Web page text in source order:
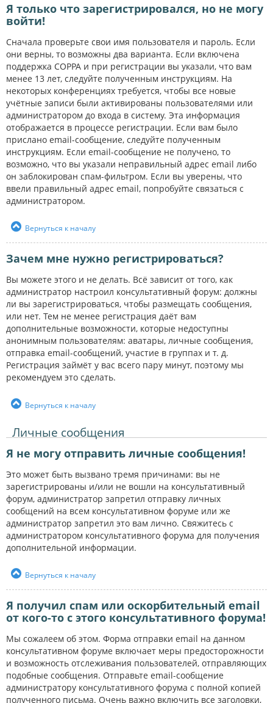
Я только что зарегистрировался, но не могу
войти!
Сначала проверьте свои имя пользователя и пароль. Если
они верны, то возможны два варианта. Если включена
поддержка COPPA и при регистрации вы указали, что вам
менее 13 лет, следуйте полученным инструкциям. На
некоторых конференциях требуется, чтобы все новые
учётные записи были активированы пользователями или
администратором до входа в систему. Эта информация
отображается в процессе регистрации. Если вам было
прислано email-сообщение, следуйте полученным
инструкциям. Если email-сообщение не получено, то
возможно, что вы указали неправильный адрес email либо
он заблокирован спам-фильтром. Если вы уверены, что
ввели правильный адрес email, попробуйте связаться с
администратором.
Вернуться к началу
Зачем мне нужно регистрироваться?
Вы можете этого и не делать. Всё зависит от того, как
администратор настроил консультативный форум: должны
ли вы зарегистрироваться, чтобы размещать сообщения,
или нет. Тем не менее регистрация даёт вам
дополнительные возможности, которые недоступны
анонимным пользователям: аватары, личные сообщения,
отправка email-сообщений, участие в группах и т. д.
Регистрация займёт у вас всего пару минут, поэтому мы
рекомендуем это сделать.
Вернуться к началу
Личные сообщения
Я не могу отправить личные сообщения!
Это может быть вызвано тремя причинами: вы не
зарегистрированы и/или не вошли на консультативный
форум, администратор запретил отправку личных
сообщений на всем консультативном форуме или же
администратор запретил это вам лично. Свяжитесь с
администратором консультативного форума для получения
дополнительной информации.
Вернуться к началу
Я получил спам или оскорбительный email
от кого-то с этого консультативного форума!
Мы сожалеем об этом. Форма отправки email на данном
консультативном форуме включает меры предосторожности
и возможность отслеживания пользователей, отправляющих
подобные сообщения. Отправьте email-сообщение
администратору консультативного форума с полной копией
полученного письма. Очень важно включить все заголовки,